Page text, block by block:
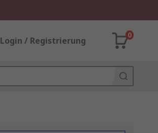
Login / Registrierung
0